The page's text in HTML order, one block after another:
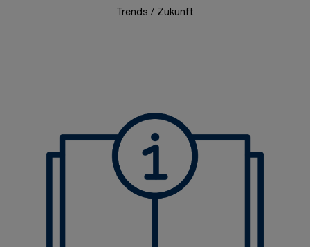
Trends / Zukunft